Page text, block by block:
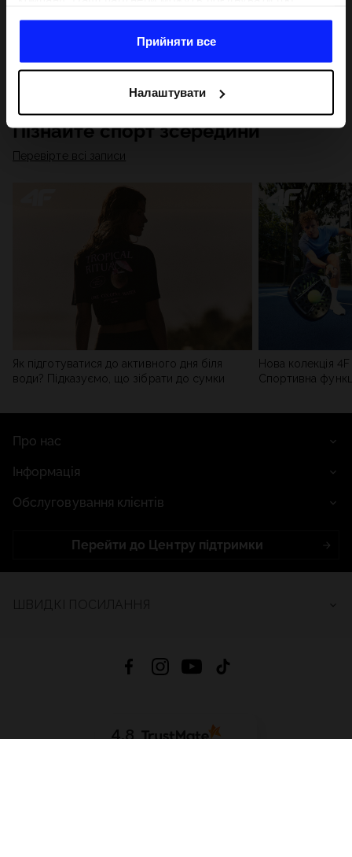
отримують у результаті використання вами їхніх
послуг.З вашої згоди ми також можемо ділитися
з метою націлювання та покращення відображення
відповідної онлайн-реклами, проведення аналітики,
відповідності вмісту та вдосконалення рішень, які
пропонують наші партнери (наприклад, соціальні
мережі). Детальну інформацію можна знайти в нашій
та в розділі «Деталі».
Прийняти все
Налаштувати
Пізнайте спорт зсередини
Перевірте всі записи
Як підготуватися до активного дня біля
води? Підказуємо, що зібрати до сумки
Нова колекція
Спортивна
Про нас
Інформація
Обслуговування клієнтів
Перейти до Центру підтримки
4.8